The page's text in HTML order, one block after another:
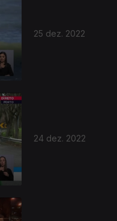
25 dez. 2022
24 dez. 2022